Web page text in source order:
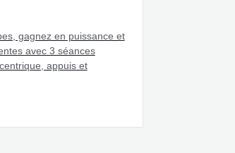
gagnez en puissance et
avec 3 séances
appuis et